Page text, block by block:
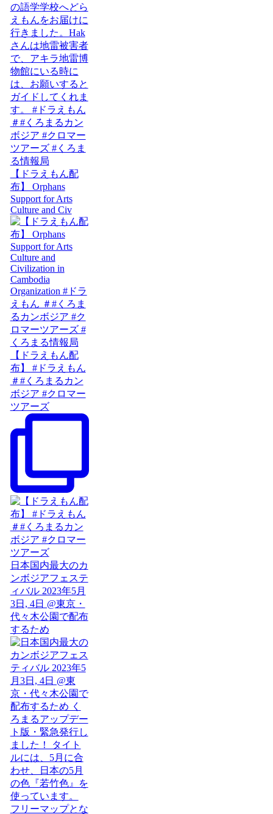
【ドラえもん配
布】 Orphans
Support for Arts
Culture and Civ
【ドラえもん配
布】 #ドラえもん
＃#くろまるカン
ボジア #クロマー
ツアーズ
日本国内最大のカ
ンボジアフェステ
ィバル 2023年5月
3日, 4日 @東京・
代々木公園で配布
するため